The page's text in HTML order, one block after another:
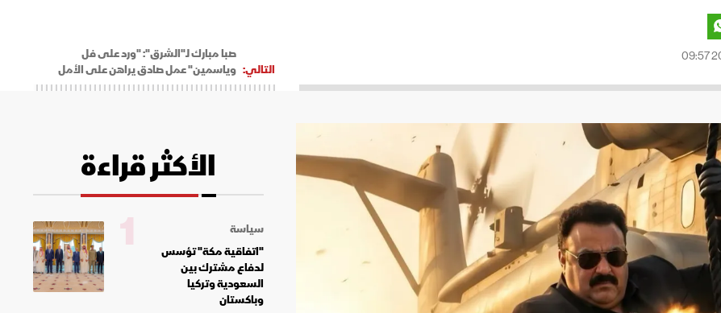
التالي:
صبا مبارك لـ"الشرق": "ورد على فل
وياسمين" عمل صادق يراهن على الأمل
الأكثر قراءة
سياسة
"اتفاقية مكة" تؤسس
لدفاع مشترك بين
السعودية وتركيا
وباكستان
1